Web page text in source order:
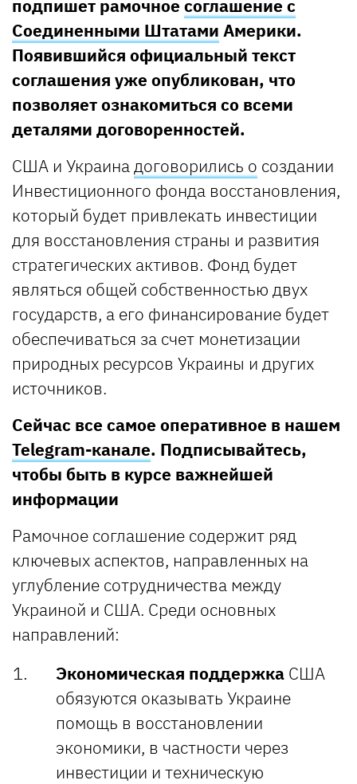
подпишет рамочное соглашение с
Соединенными Штатами Америки.
Появившийся официальный текст
соглашения уже опубликован, что
позволяет ознакомиться со всеми
деталями договоренностей.
США и Украинадоговорились о создании
Инвестиционного фонда восстановления,
который будет привлекать инвестиции
для восстановления страны и развития
стратегических активов. Фонд будет
являться общей собственностью двух
государств, а его финансирование будет
обеспечиваться за счет монетизации
природных ресурсов Украины и других
источников.
Сейчас все самое оперативное в нашем
Telegram-канале. Подписывайтесь,
чтобы быть в курсе важнейшей
информации
Рамочное соглашение содержит ряд
ключевых аспектов, направленных на
углубление сотрудничества между
Украиной и США. Среди основных
направлений:
Экономическая поддержка США
обязуются оказывать Украине
помощь в восстановлении
экономики, в частности через
инвестиции и техническую